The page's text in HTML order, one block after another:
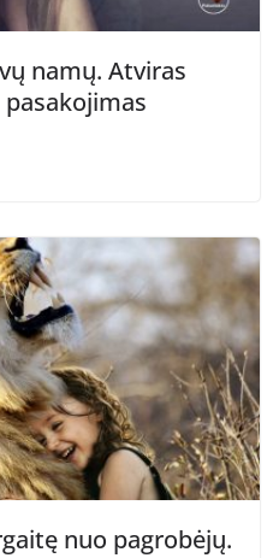
namų. Atviras
nuo pagrobėjų.